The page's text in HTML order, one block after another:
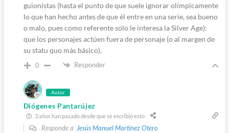
guionistas (hasta el punto de que suele ignorar olímpicamente
lo que han hecho antes de que él entre en una serie, sea bueno
o malo, pues como referente solo le interesa la Silver Age):
que los personajes actúen fuera de personaje (o al margen de
su statu quo más básico).
0 Responder
Autor
Diógenes Pantarújez
3 años han pasado desde que se escribió esto
Responde a Jesús Manuel Martínez Otero